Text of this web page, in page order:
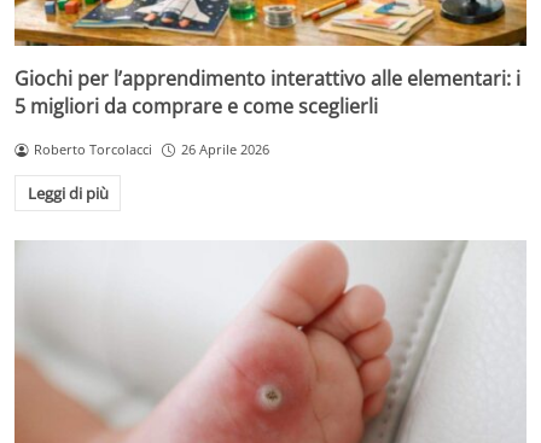
Giochi per l’apprendimento interattivo alle elementari: i
5 migliori da comprare e come sceglierli
Roberto Torcolacci 26 Aprile 2026
Leggi di più